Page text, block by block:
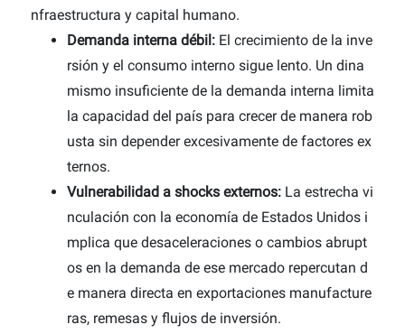
nfraestructura y capital humano.
Demanda interna débil: El crecimiento de la inve
rsión y el consumo interno sigue lento. Un dina
mismo insuficiente de la demanda interna limita
la capacidad del país para crecer de manera rob
usta sin depender excesivamente de factores ex
ternos.
Vulnerabilidad a shocks externos: La estrecha vi
nculación con la economía de Estados Unidos i
mplica que desaceleraciones o cambios abrupt
os en la demanda de ese mercado repercutan d
e manera directa en exportaciones manufacture
ras, remesas y flujos de inversión.